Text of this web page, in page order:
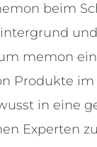
beim
memon
Produkte im
in eine
Experten